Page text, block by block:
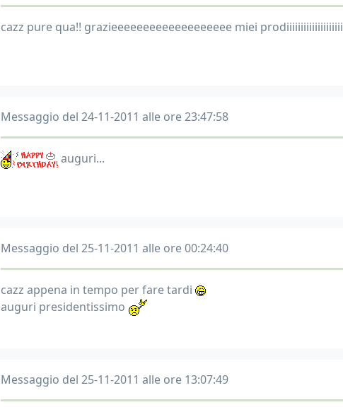
cazz pure qua!! grazieeeeeeeeeeeeeeeeeee miei
Messaggio del 24-11-2011 alle ore 23:47:58
auguri...
Messaggio del 25-11-2011 alle ore 00:24:40
cazz appena in tempo per fare tardi
auguri presidentissimo
Messaggio del 25-11-2011 alle ore 13:07:49